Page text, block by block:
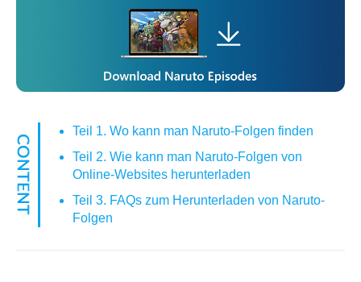
Teil 1. Wo kann man Naruto-Folgen finden
Teil 2. Wie kann man Naruto-Folgen von
Online-Websites herunterladen
Teil 3. FAQs zum Herunterladen von Naruto-
Folgen